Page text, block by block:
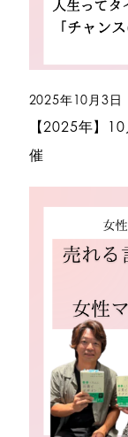
【2025年】
催
投稿日
2025年10月3日